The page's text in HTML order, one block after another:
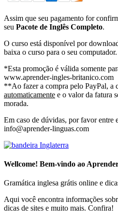
Assim que seu pagamento for
seu Pacote de Inglês Completo.
O curso está disponível por
baixa o curso para o seu computador.
*Esta promoção é válida somente
www.aprender-ingles-britanico.com
**Ao fazer a compra pelo PayPal, a
automaticamente e o valor da fatura
morada.
Em caso de dúvidas, por favor entre
info@aprender-linguas.com
Wellcome! Bem-vindo ao
Gramática inglesa grátis online e
Aqui você encontra informações
dicas de sites e muito mais. Confira!